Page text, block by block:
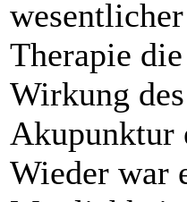
Therapie
Wirkung
Akupunktur
Wieder war